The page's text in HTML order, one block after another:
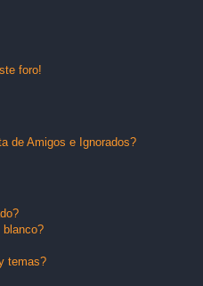
foro!
de Amigos e Ignorados?
blanco?
temas?